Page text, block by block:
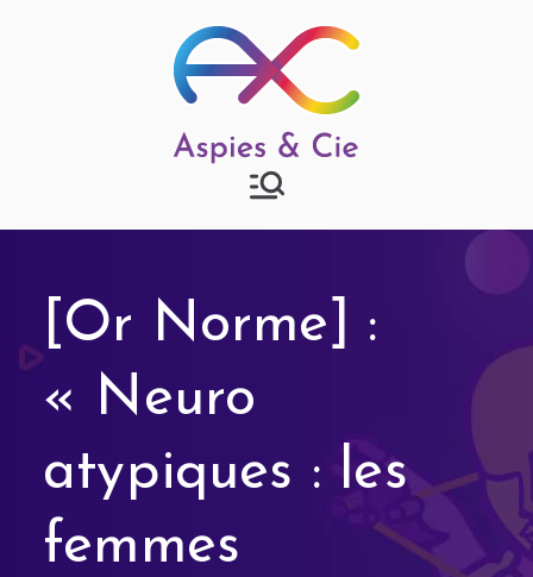
Aspies & Cie
[Or Norme] :
« Neuro
atypiques : les
femmes